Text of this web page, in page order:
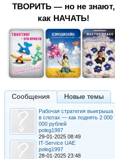
ТВОРИТЬ — но не знают,
как НАЧАТЬ!
Сообщения Новые темы
Рабочая стратегия выигрыша
в слотах — как поднять 2 000
000 рублей
poleg1997
29-01-2025 08:49
IT-Service UAE
poleg1997
28-01-2025 23:48